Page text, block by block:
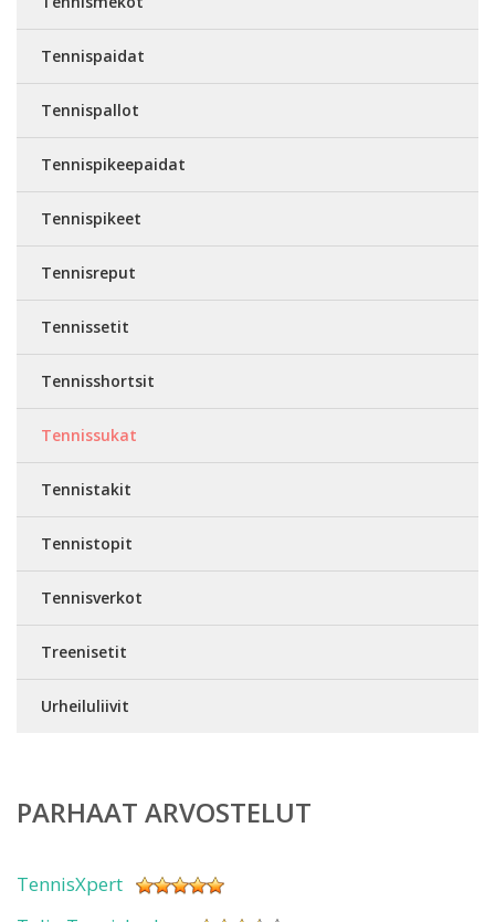
Tennispaidat
Tennispallot
Tennispikeepaidat
Tennispikeet
Tennisreput
Tennissetit
Tennisshortsit
Tennissukat
Tennistakit
Tennistopit
Tennisverkot
Treenisetit
Urheiluliivit
PARHAAT ARVOSTELUT
TennisXpert